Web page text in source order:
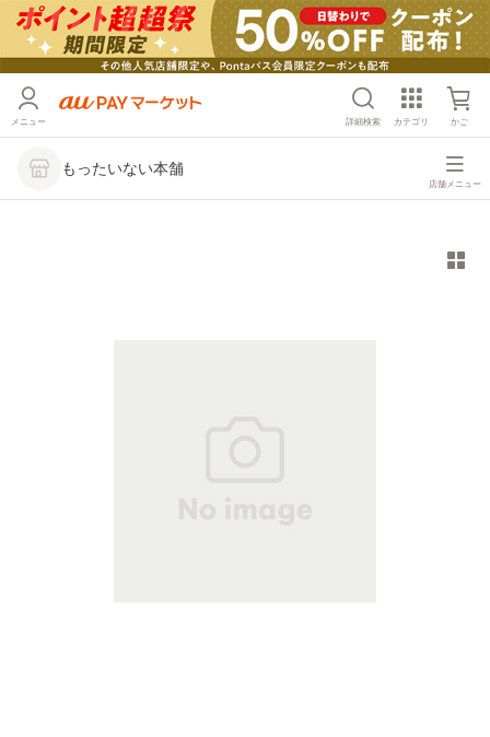
メニュー 詳細検索 カテゴリ かご
もったいない本舗
店舗メニュー